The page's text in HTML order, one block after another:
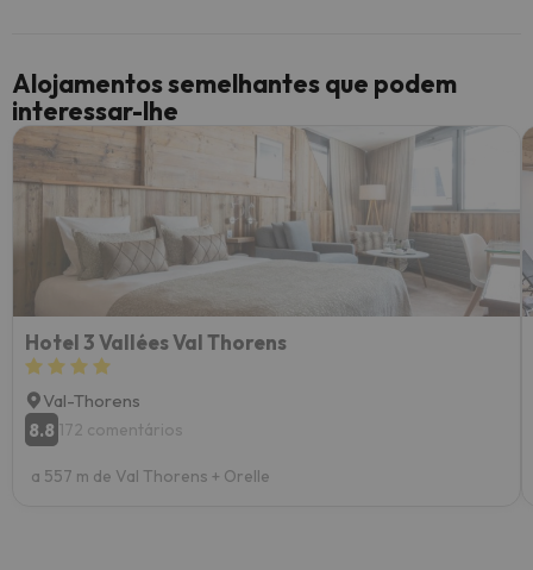
Alojamentos semelhantes que podem
interessar-lhe
Hotel 3 Vallées Val Thorens
Val-Thorens
8.8 172 comentários
a 557 m de Val Thorens + Orelle